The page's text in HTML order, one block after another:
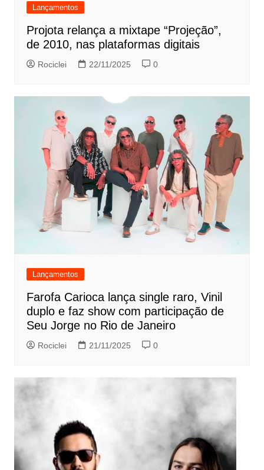
Lançamentos
Projota relança a mixtape “Projeção”,
de 2010, nas plataformas digitais
Rociclei 22/11/2025 0
Lançamentos
Farofa Carioca lança single raro, Vinil
duplo e faz show com participação de
Seu Jorge no Rio de Janeiro
Rociclei 21/11/2025 0